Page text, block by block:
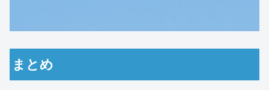
まとめ